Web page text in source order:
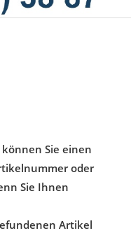
Sie einen
oder
Sie Ihnen
Artikel